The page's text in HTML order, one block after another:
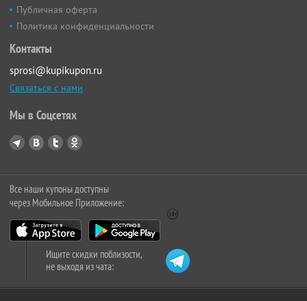
Публичная оферта
Политика конфиденциальности
Контакты
sprosi@kupikupon.ru
Связаться с нами
Мы в Соцсетях
Все наши купоны доступны
через Мобильное Приложение:
Ищите скидки поблизости,
не выходя из чата: